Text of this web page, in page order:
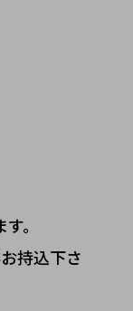
。
持込下さ